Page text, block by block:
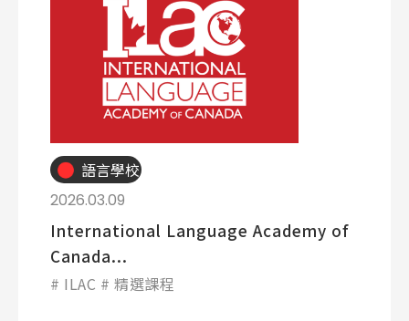
語言學校
2026.03.09
International Language Academy of
Canada...
ILAC 精選課程